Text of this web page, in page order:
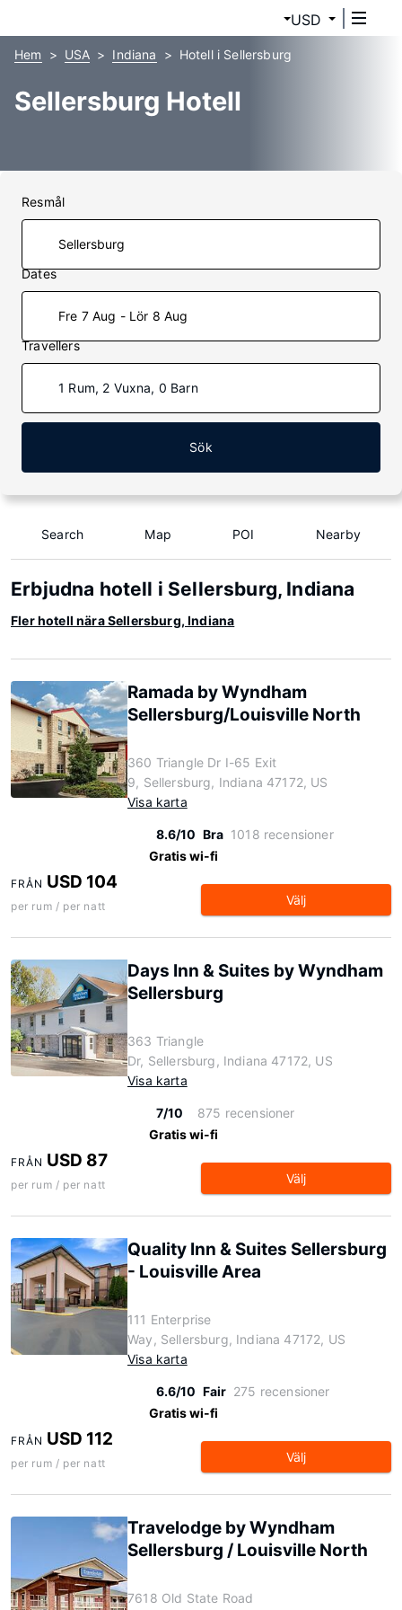
USD
Hem USA Indiana Hotell i Sellersburg
Sellersburg Hotell
Resmål
Dates
Fre 7 Aug - Lör 8 Aug
Travellers
1 Rum, 2 Vuxna, 0 Barn
Sök
Search Map POI Nearby
Erbjudna hotell i Sellersburg, Indiana
Fler hotell nära Sellersburg, Indiana
Ramada by Wyndham
Sellersburg/Louisville North
360 Triangle Dr I-65 Exit
9, Sellersburg, Indiana 47172, US
Visa karta
8.6/10 Bra 1018 recensioner
Gratis wi-fi
FRÅN USD 104
per rum / per natt Välj
Days Inn & Suites by Wyndham
Sellersburg
363 Triangle
Dr, Sellersburg, Indiana 47172, US
Visa karta
7/10
875 recensioner
Gratis wi-fi
FRÅN USD 87
per rum / per natt Välj
Quality Inn & Suites Sellersburg
- Louisville Area
111 Enterprise
Way, Sellersburg, Indiana 47172, US
Visa karta
6.6/10 Fair 275 recensioner
Gratis wi-fi
FRÅN USD 112
per rum / per natt Välj
Travelodge by Wyndham
Sellersburg / Louisville North
7618 Old State Road